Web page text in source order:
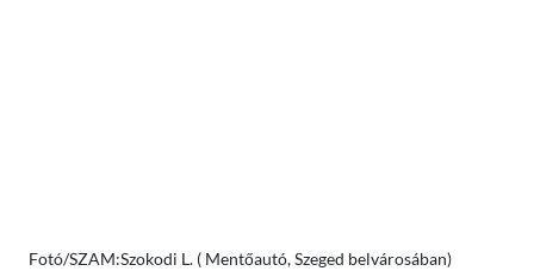
Fotó/SZAM:Szokodi L. ( Mentőautó, Szeged belvárosában)